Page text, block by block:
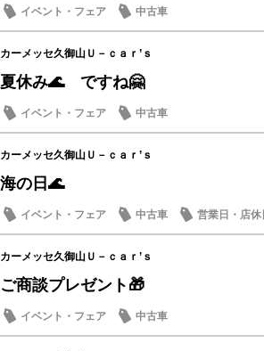
イベント・フェア 中古車
カーメッセ久御山Ｕ－ｃａｒ’ｓ
夏休み🌊 ですね🤗
イベント・フェア 中古車
カーメッセ久御山Ｕ－ｃａｒ’ｓ
海の日🌊
イベント・フェア 中古車 営業日・店休
カーメッセ久御山Ｕ－ｃａｒ’ｓ
ご商談プレゼント🎁
イベント・フェア 中古車